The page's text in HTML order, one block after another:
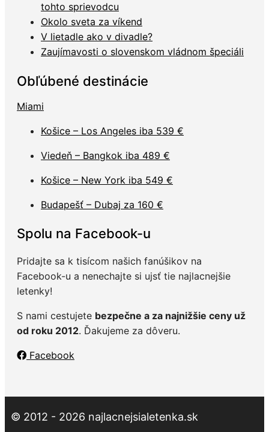
tohto sprievodcu
Okolo sveta za víkend
V lietadle ako v divadle?
Zaujímavosti o slovenskom vládnom špeciáli
Obľúbené destinácie
Miami
Košice – Los Angeles iba 539 €
Viedeň – Bangkok iba 489 €
Košice – New York iba 549 €
Budapešť – Dubaj za 160 €
Spolu na Facebook-u
Pridajte sa k tisícom našich fanúšikov na
Facebook-u a nenechajte si ujsť tie najlacnejšie
letenky!
S nami cestujete bezpečne a za najnižšie ceny už
od roku 2012. Ďakujeme za dôveru.
Facebook
© 2012 - 2026 najlacnejsialetenka.sk